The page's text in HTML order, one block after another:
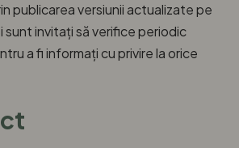
publicarea versiunii actualizate pe
invitați să verifice periodic
a fi informați cu privire la orice